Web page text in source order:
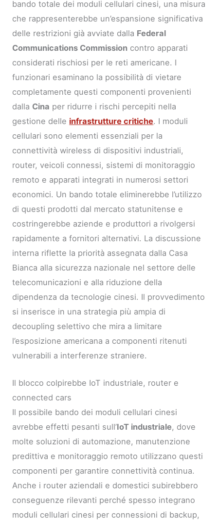
bando totale dei moduli cellulari cinesi, una misura
che rappresenterebbe un’espansione significativa
delle restrizioni già avviate dalla Federal
Communications Commission contro apparati
considerati rischiosi per le reti americane. I
funzionari esaminano la possibilità di vietare
completamente questi componenti provenienti
dalla Cina per ridurre i rischi percepiti nella
gestione delle infrastrutture critiche. I moduli
cellulari sono elementi essenziali per la
connettività wireless di dispositivi industriali,
router, veicoli connessi, sistemi di monitoraggio
remoto e apparati integrati in numerosi settori
economici. Un bando totale eliminerebbe l’utilizzo
di questi prodotti dal mercato statunitense e
costringerebbe aziende e produttori a rivolgersi
rapidamente a fornitori alternativi. La discussione
interna riflette la priorità assegnata dalla Casa
Bianca alla sicurezza nazionale nel settore delle
telecomunicazioni e alla riduzione della
dipendenza da tecnologie cinesi. Il provvedimento
si inserisce in una strategia più ampia di
decoupling selettivo che mira a limitare
l’esposizione americana a componenti ritenuti
vulnerabili a interferenze straniere.
Il blocco colpirebbe IoT industriale, router e
connected cars
Il possibile bando dei moduli cellulari cinesi
avrebbe effetti pesanti sull’IoT industriale, dove
molte soluzioni di automazione, manutenzione
predittiva e monitoraggio remoto utilizzano questi
componenti per garantire connettività continua.
Anche i router aziendali e domestici subirebbero
conseguenze rilevanti perché spesso integrano
moduli cellulari cinesi per connessioni di backup,